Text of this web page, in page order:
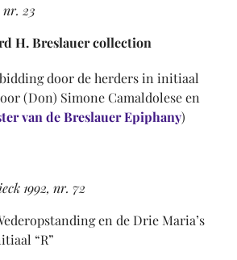
nr. 23
H. Breslauer collection
door de herders in initiaal
(Don) Simone Camaldolese en
van de Breslauer Epiphany)
1992, nr. 72
en de Drie Maria’s
“R”